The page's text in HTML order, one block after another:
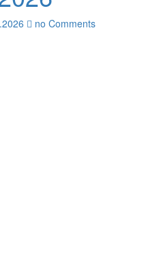
no Comments